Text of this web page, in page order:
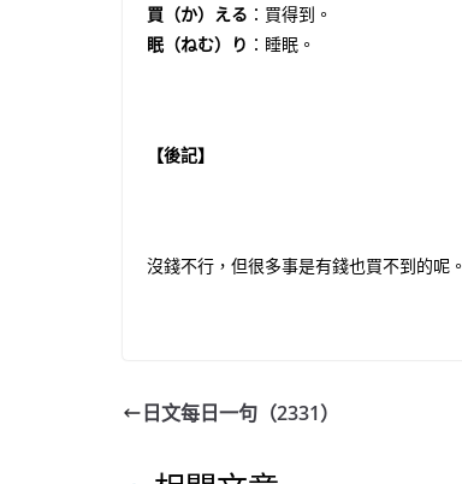
買（か）える ：買得到。
眠（ねむ）り ：睡眠。
【後記】
沒錢不行，但很多事是有錢也買不到的呢。
日文每日一句（2331）